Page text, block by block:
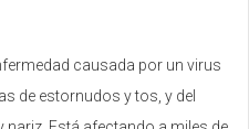
causada por un virus
de estornudos y tos, y del